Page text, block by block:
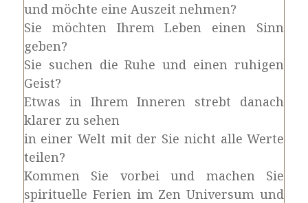
und möchte eine Auszeit nehmen?
Sie möchten Ihrem Leben einen Sinn
geben?
Sie suchen die Ruhe und einen ruhigen
Geist?
Etwas in Ihrem Inneren strebt danach
klarer zu sehen
in einer Welt mit der Sie nicht alle Werte
teilen?
Kommen Sie vorbei und machen Sie
spirituelle Ferien im Zen Universum und